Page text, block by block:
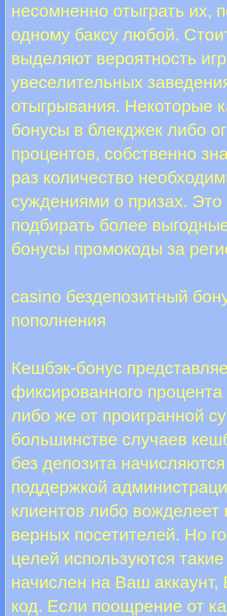
несомненно отыграть их,
одному баксу любой.
выделяют вероятность
увеселительных
отыгрывания. Некоторые
бонусы в блекджек либо
процентов, собственно
раз количество
суждениями о призах.
подбирать более
бонусы промокоды за
casino бездепозитный
пополнения
Кешбэк-бонус
фиксированного
либо же от проигранной
большинстве случаев
без депозита
поддержкой
клиентов либо вожделеет
верных посетителей. Но
целей используются
начислен на Ваш
код. Если поощрение от